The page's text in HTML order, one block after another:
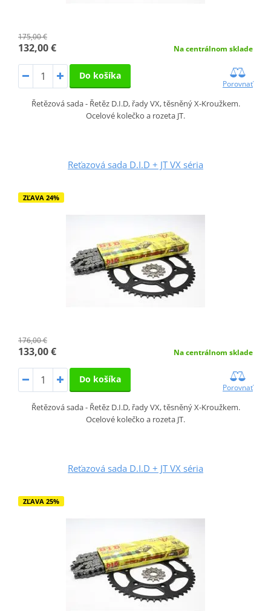
175,00 €
132,00 € Na centrálnom sklade
Do košíka
Porovnať
Řetězová sada - Řetěz D.I.D, řady VX, těsněný X-Kroužkem.
Ocelové kolečko a rozeta JT.
Reťazová sada D.I.D + JT VX séria
ZĽAVA 24%
176,00 €
133,00 € Na centrálnom sklade
Do košíka
Porovnať
Řetězová sada - Řetěz D.I.D, řady VX, těsněný X-Kroužkem.
Ocelové kolečko a rozeta JT.
Reťazová sada D.I.D + JT VX séria
ZĽAVA 25%